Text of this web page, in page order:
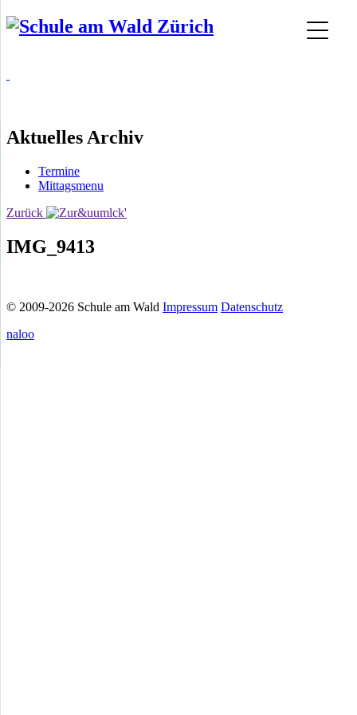
Aktuelles Archiv
Termine
Mittagsmenu
Zurück
IMG_9413
© 2009-2026 Schule am Wald Impressum Datenschutz
naloo